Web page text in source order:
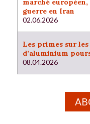
marché
guerre en Iran
02.06.2026
Les primes sur
d’aluminium
08.04.2026